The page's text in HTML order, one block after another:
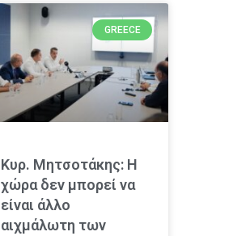
GREECE
Κυρ. Μητσοτάκης: Η
χώρα δεν μπορεί να
είναι άλλο
αιχμάλωτη των